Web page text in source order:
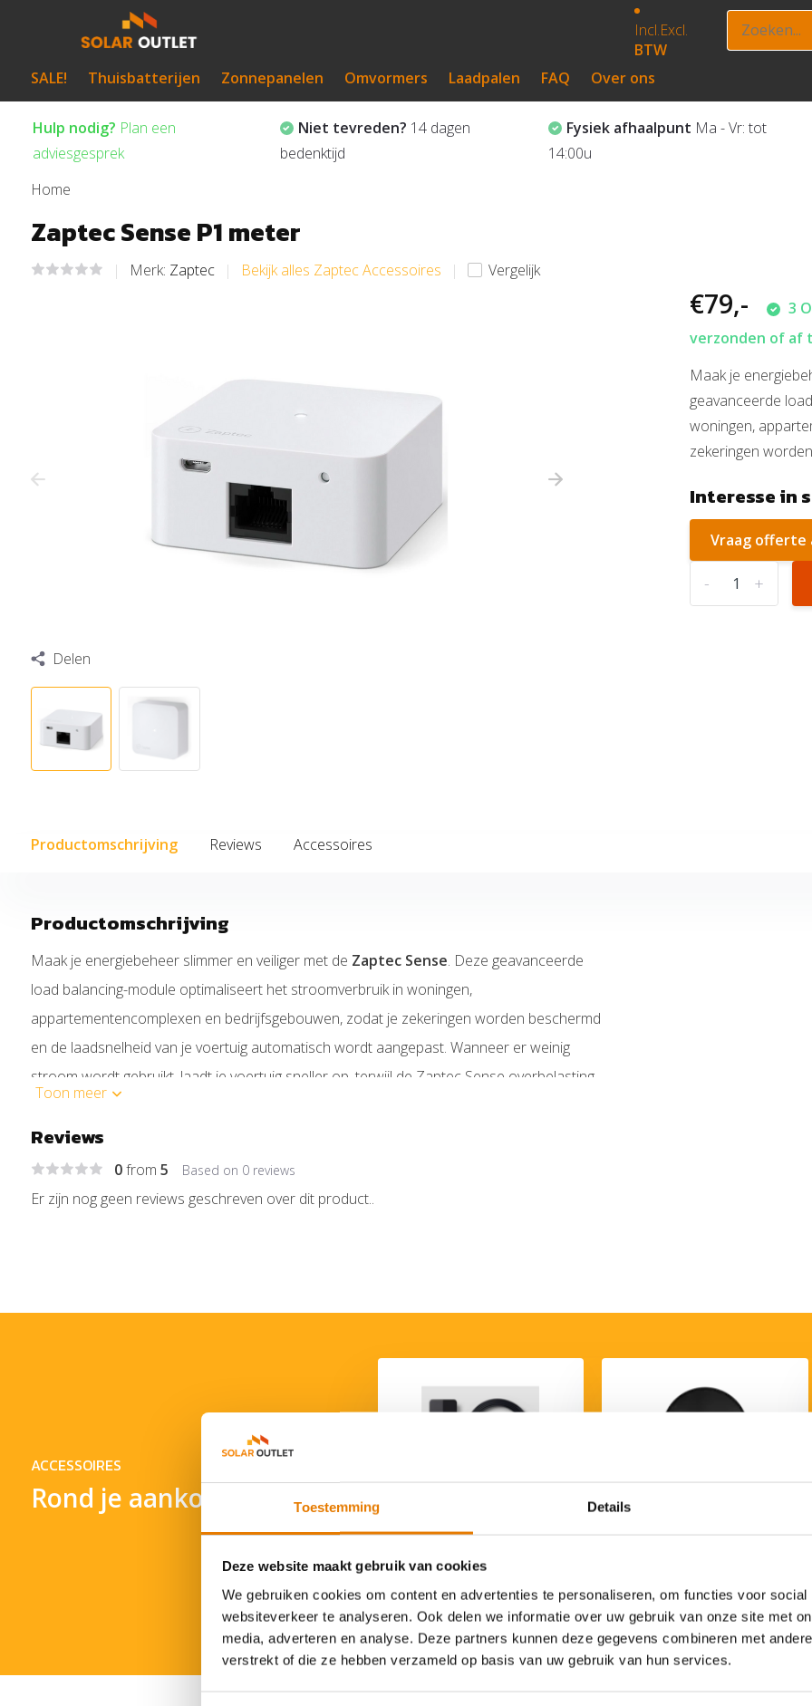
Toestemming Details
Deze website maakt gebruik van cookies
We gebruiken cookies om content en advertenties te personaliseren, om functies voor social
websiteverkeer te analyseren. Ook delen we informatie over uw gebruik van onze site met
media, adverteren en analyse. Deze partners kunnen deze gegevens combineren met
verstrekt of die ze hebben verzameld op basis van uw gebruik van hun services.
Incl.Excl.
BTW
SALE! Thuisbatterijen Zonnepanelen Omvormers Laadpalen FAQ Over ons
Hulp nodig? Plan een
adviesgesprek
Niet tevreden? 14 dagen
bedenktijd
Fysiek afhaalpunt Ma - Vr: tot
14:00u
Home
Zaptec Sense P1 meter
Merk: Zaptec Bekijk alles Zaptec Accessoires Vergelijk
Delen
€79,-
3
verzonden of af
Maak je
geavanceerde
woningen,
zekeringen
Interesse in
Vraag offerte
+
-
Productomschrijving Reviews Accessoires
Productomschrijving
Maak je energiebeheer slimmer en veiliger met de Zaptec Sense. Deze geavanceerde
load balancing-module optimaliseert het stroomverbruik in woningen,
appartementencomplexen en bedrijfsgebouwen, zodat je zekeringen worden beschermd
en de laadsnelheid van je voertuig automatisch wordt aangepast. Wanneer er weinig
stroom wordt gebruikt, laadt je voertuig sneller op, terwijl de Zaptec Sense overbelasting
Sluit de Zaptec Sense eenvoudig aan op je P1-meter en koppel deze in de Zaptec app.
Toon meer
Reviews
0from 5 Based on 0 reviews
Er zijn nog geen reviews geschreven over dit product..
ACCESSOIRES
Rond je aankoop af
5 meter
meter
€ 179,-
Loadbalance voor Zaptec
Zaptec Chill Kabelhouder